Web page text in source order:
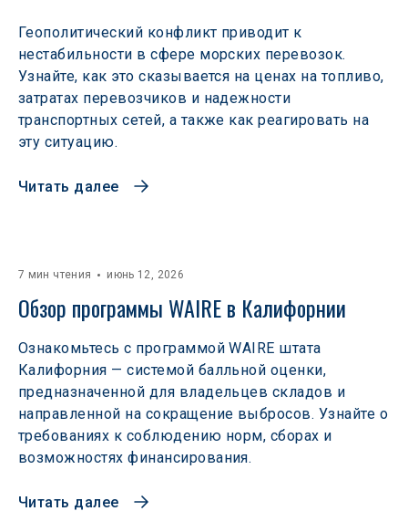
Геополитический конфликт приводит к
нестабильности в сфере морских перевозок.
Узнайте, как это сказывается на ценах на топливо,
затратах перевозчиков и надежности
транспортных сетей, а также как реагировать на
эту ситуацию.
Читать далее
7 мин чтения июнь 12, 2026
Обзор программы WAIRE в Калифорнии
Ознакомьтесь с программой WAIRE штата
Калифорния — системой балльной оценки,
предназначенной для владельцев складов и
направленной на сокращение выбросов. Узнайте о
требованиях к соблюдению норм, сборах и
возможностях финансирования.
Читать далее